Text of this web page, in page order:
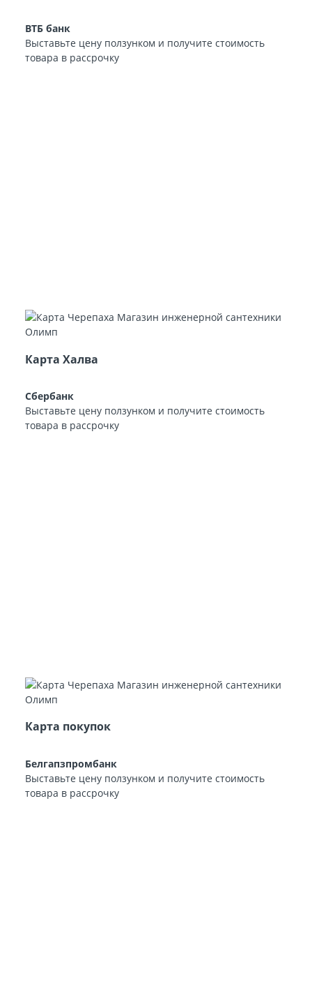
ВТБ банк
Выставьте цену ползунком и получите стоимость
товара в рассрочку
Карта Халва
Сбербанк
Выставьте цену ползунком и получите стоимость
товара в рассрочку
Карта покупок
Белгапзпромбанк
Выставьте цену ползунком и получите стоимость
товара в рассрочку